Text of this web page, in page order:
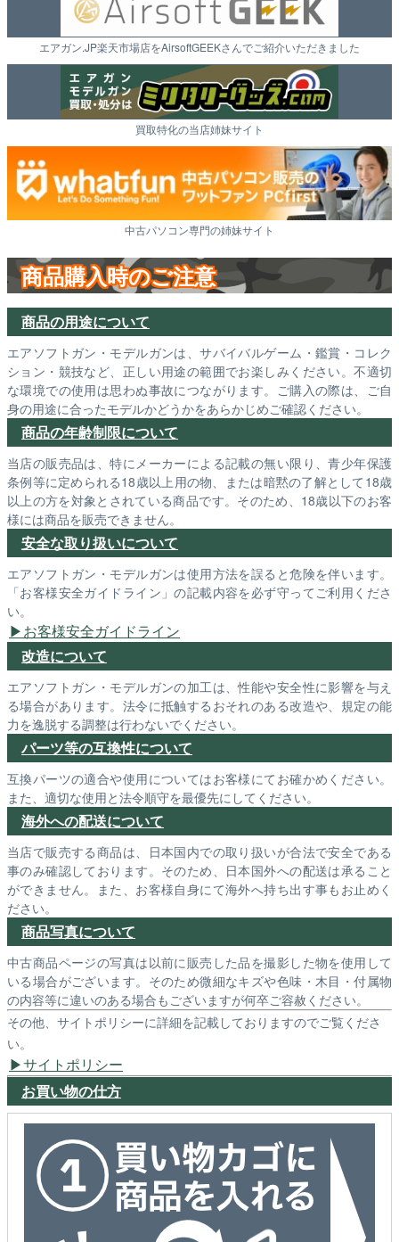
エアガン.JP楽天市場店をAirsoftGEEKさんでご紹介いただきました
買取特化の当店姉妹サイト
中古パソコン専門の姉妹サイト
商品購入時のご注意
商品の用途について
エアソフトガン・モデルガンは、サバイバルゲーム・鑑賞・コレク
ション・競技など、正しい用途の範囲でお楽しみください。不適切
な環境での使用は思わぬ事故につながります。ご購入の際は、ご自
身の用途に合ったモデルかどうかをあらかじめご確認ください。
商品の年齢制限について
当店の販売品は、特にメーカーによる記載の無い限り、青少年保護
条例等に定められる18歳以上用の物、または暗黙の了解として18歳
以上の方を対象とされている商品です。そのため、18歳以下のお客
様には商品を販売できません。
安全な取り扱いについて
エアソフトガン・モデルガンは使用方法を誤ると危険を伴います。
「お客様安全ガイドライン」の記載内容を必ず守ってご利用くださ
い。
お客様安全ガイドライン
改造について
エアソフトガン・モデルガンの加工は、性能や安全性に影響を与え
る場合があります。法令に抵触するおそれのある改造や、規定の能
力を逸脱する調整は行わないでください。
パーツ等の互換性について
互換パーツの適合や使用についてはお客様にてお確かめください。
また、適切な使用と法令順守を最優先にしてください。
海外への配送について
当店で販売する商品は、日本国内での取り扱いが合法で安全である
事のみ確認しております。そのため、日本国外への配送は承ること
ができません。また、お客様自身にて海外へ持ち出す事もお止めく
ださい。
商品写真について
中古商品ページの写真は以前に販売した品を撮影した物を使用して
いる場合がございます。そのため微細なキズや色味・木目・付属物
の内容等に違いのある場合もございますが何卒ご容赦ください。
その他、サイトポリシーに詳細を記載しておりますのでご覧くださ
い。
サイトポリシー
お買い物の仕方